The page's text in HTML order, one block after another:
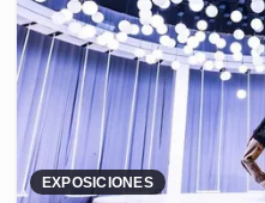
EXPOSICIONES